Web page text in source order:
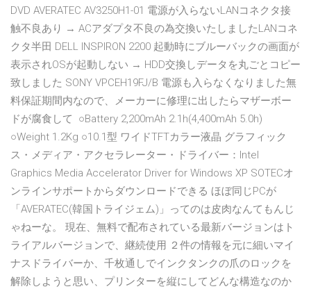
DVD AVERATEC AV3250H1-01 電源が入らないLANコネクタ接
触不良あり → ACアダプタ不良の為交換いたしましたLANコネ
クタ半田 DELL INSPIRON 2200 起動時にブルーバックの画面が
表示されOSが起動しない → HDD交換しデータを丸ごとコピー
致しました SONY VPCEH19FJ/B 電源も入らなくなりました無
料保証期間内なので、メーカーに修理に出したらマザーボー
ドが腐食して ○Battery 2,200mAh 2.1h(4,400mAh 5.0h)
○Weight 1.2Kg ○10.1型 ワイドTFTカラー液晶 グラフィック
ス・メディア・アクセラレーター・ドライバー：Intel
Graphics Media Accelerator Driver for Windows XP SOTECオ
ンラインサポートからダウンロードできる ほぼ同じPCが
「AVERATEC(韓国トライジェム)」ってのは皮肉なんてもんじ
ゃねーな。 現在、無料で配布されている最新バージョンはト
ライアルバージョンで、継続使用 ２件の情報を元に細いマイ
ナスドライバーか、千枚通しでインクタンクの爪のロックを
解除しようと思い、プリンターを縦にしてどんな構造なのか